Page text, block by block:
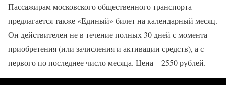
Пассажирам московского общественного транспорта
предлагается также «Единый» билет на календарный месяц.
Он действителен не в течение полных 30 дней с момента
приобретения (или зачисления и активации средств), а с
первого по последнее число месяца. Цена – 2550 рублей.